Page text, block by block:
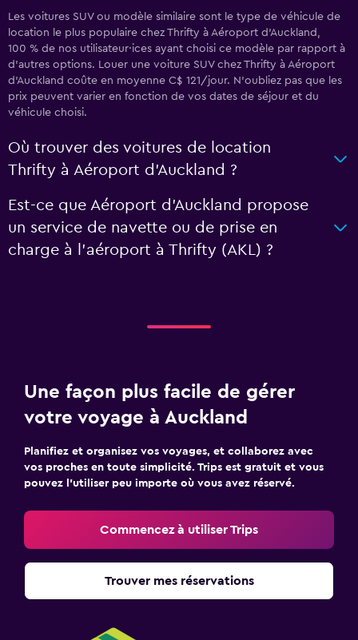
Les voitures SUV ou modèle similaire sont le type de véhicule de
location le plus populaire chez Thrifty à Aéroport d'Auckland,
100 % de nos utilisateur·ices ayant choisi ce modèle par rapport à
d’autres options. Louer une voiture SUV chez Thrifty à Aéroport
d'Auckland coûte en moyenne C$ 121/jour. N'oubliez pas que les
prix peuvent varier en fonction de vos dates de séjour et du
véhicule choisi.
Où trouver des voitures de location
Thrifty à Aéroport d'Auckland ?
Est-ce que Aéroport d'Auckland propose
un service de navette ou de prise en
charge à l’aéroport à Thrifty (AKL) ?
Une façon plus facile de gérer
votre voyage à Auckland
Planifiez et organisez vos voyages, et collaborez avec
vos proches en toute simplicité. Trips est gratuit et vous
pouvez l’utiliser peu importe où vous avez réservé.
Commencez à utiliser Trips
Trouver mes réservations